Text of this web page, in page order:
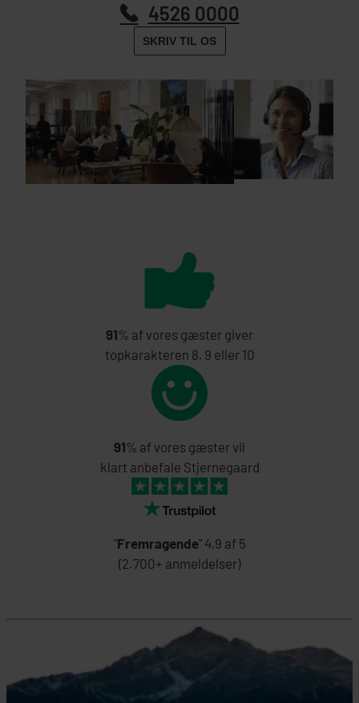
4526 0000
SKRIV TIL OS
91% af vores gæster giver
topkarakteren 8, 9 eller 10
91% af vores gæster vil
klart anbefale Stjernegaard
"Fremragende" 4,9 af 5
(2.700+ anmeldelser)